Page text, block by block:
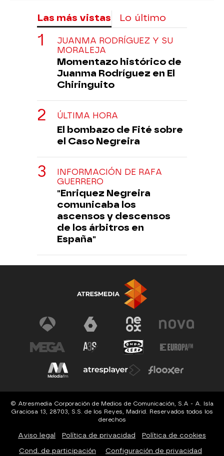
Las más vistas Lo último
JUANMA RODRÍGUEZ Y SU
MORALEJA
Momentazo histórico de
Juanma Rodríguez en El
Chiringuito
ÚLTIMA HORA
El bombazo de Fité sobre
el Caso Negreira
INFORMACIÓN DE RAFA
GUERRERO
"Enriquez Negreira
comunicaba los
ascensos y descensos
de los árbitros en
España"
© Atresmedia Corporación de Medios de Comunicación, S.A - A. Isla
Graciosa 13, 28703, S.S. de los Reyes, Madrid. Reservados todos los
derechos
Aviso legal Política de privacidad Política de cookies
Cond. de participación Configuración de privacidad